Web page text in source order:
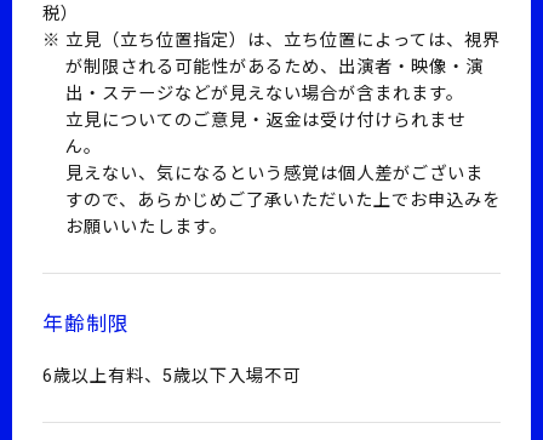
税）
立見（立ち位置指定）は、立ち位置によっては、視界
が制限される可能性があるため、出演者・映像・演
出・ステージなどが見えない場合が含まれます。
立見についてのご意見・返金は受け付けられませ
ん。
見えない、気になるという感覚は個人差がございま
すので、あらかじめご了承いただいた上でお申込みを
お願いいたします。
年齢制限
6歳以上有料、5歳以下入場不可